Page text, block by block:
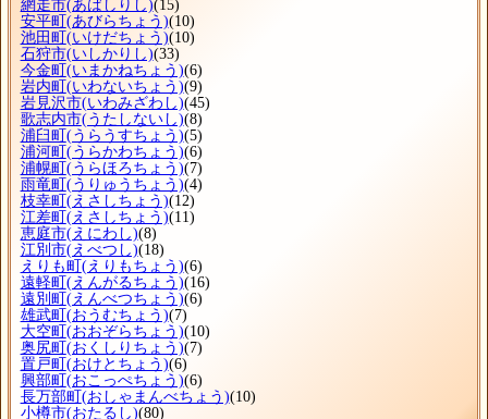
網走市(あばしりし)(15)
安平町 (あびらちょう)(10)
池田町 (いけだちょう)(10)
石狩市(いしかりし)(33)
今金町 (いまかねちょう)(6)
岩内町 (いわないちょう)(9)
岩見沢市(いわみざわし)(45)
歌志内市(うたしないし)(8)
浦臼町 (うらうすちょう)(5)
浦河町 (うらかわちょう)(6)
浦幌町 (うらほろちょう)(7)
雨竜町 (うりゅうちょう)(4)
枝幸町 (えさしちょう)(12)
江差町 (えさしちょう)(11)
恵庭市(えにわし)(8)
江別市(えべつし)(18)
えりも町 (えりもちょう)(6)
遠軽町 (えんがるちょう)(16)
遠別町 (えんべつちょう)(6)
雄武町 (おうむちょう)(7)
大空町 (おおぞらちょう)(10)
奥尻町 (おくしりちょう)(7)
置戸町 (おけとちょう)(6)
興部町 (おこっぺちょう)(6)
長万部町 (おしゃまんべちょう)(10)
小樽市(おたるし)(80)